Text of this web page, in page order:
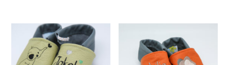
Dieses Produkt weist mehrere Varianten auf. Die Optionen können auf der Produktseite gewählt werden Dieses Produkt weist mehrere Varianten auf. Die Optionen können auf der Produktseite gewählt werden